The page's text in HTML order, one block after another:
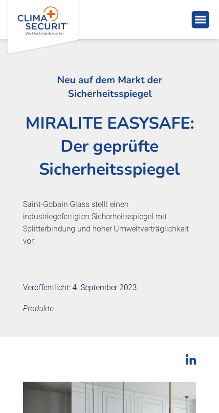
Neu auf dem Markt der
Sicherheitsspiegel
MIRALITE EASYSAFE:
Der geprüfte
Sicherheitsspiegel
Saint-Gobain Glass stellt einen
industriegefertigten Sicherheitsspiegel mit
Splitterbindung und hoher Umweltverträglichkeit
vor.
Veröffentlicht: 4. September 2023
Produkte